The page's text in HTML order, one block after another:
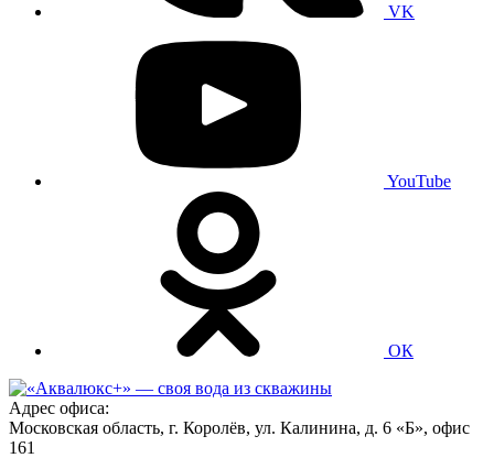
VK
YouTube
ОК
Адрес офиса:
Московская область, г. Королёв, ул. Калинина, д. 6 «Б», офис
161